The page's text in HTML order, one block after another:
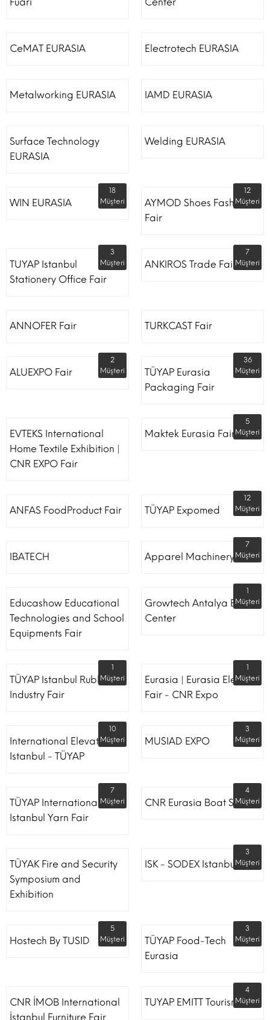
CeMAT EURASIA Electrotech EURASIA
Metalworking EURASIA IAMD EURASIA
Surface Technology
EURASIA
Welding EURASIA
WIN EURASIA
18
Müşteri
AYMOD Shoes Fashion
Fair
12
Müşteri
TUYAP Istanbul
Stationery Office Fair
3
Müşteri
ANKIROS Trade Fairs
7
Müşteri
ANNOFER Fair TURKCAST Fair
ALUEXPO Fair
2
Müşteri
TÜYAP Eurasia
Packaging Fair
36
Müşteri
EVTEKS International
Home Textile Exhibition |
CNR EXPO Fair
Maktek Eurasia Fair
5
Müşteri
ANFAS FoodProduct Fair TÜYAP Expomed
12
Müşteri
IBATECH Apparel Machinery Fair
7
Müşteri
Educashow Educational
Technologies and School
Equipments Fair
Growtech Antalya Expo
Center
1
Müşteri
TÜYAP Istanbul Rubber
Industry Fair
1
Müşteri
Eurasia | Eurasia Elevator
Fair - CNR Expo
1
Müşteri
International Elevator
Istanbul - TÜYAP
10
Müşteri
MUSIAD EXPO
3
Müşteri
TÜYAP International
Istanbul Yarn Fair
7
Müşteri
CNR Eurasia Boat Show
4
Müşteri
TÜYAK Fire and Security
Symposium and
Exhibition
ISK - SODEX Istanbul
3
Müşteri
Hostech By TUSID
5
Müşteri
TÜYAP Food-Tech
Eurasia
3
Müşteri
CNR İMOB International
İstanbul Furniture Fair
TUYAP EMITT Tourism Fair
4
Müşteri